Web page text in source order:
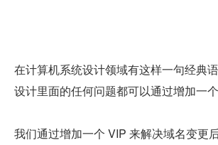
在计算机系统设计领域有这样一句经典
设计里面的任何问题都可以通过增加一个
我们通过增加一个 VIP 来解决域名变更